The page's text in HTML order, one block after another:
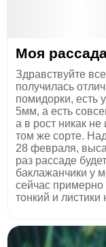
Моя
Здравствуйте
получилась
помидорки, есть
5мм, а есть
а в рост никак
том же сорте.
28 февраля,
раз рассаде
баклажанчики у
сейчас примерно
тонкий и листики